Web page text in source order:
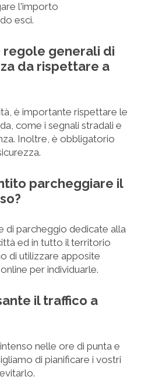
l'importo
esci.
regole generali di
da rispettare a
è importante rispettare le
come i segnali stradali e
Inoltre, è obbligatorio
parcheggiare il
di parcheggio dedicate alla
ed in tutto il territorio
di utilizzare apposite
per individuarle.
il traffico a
nelle ore di punta e
di pianificare i vostri